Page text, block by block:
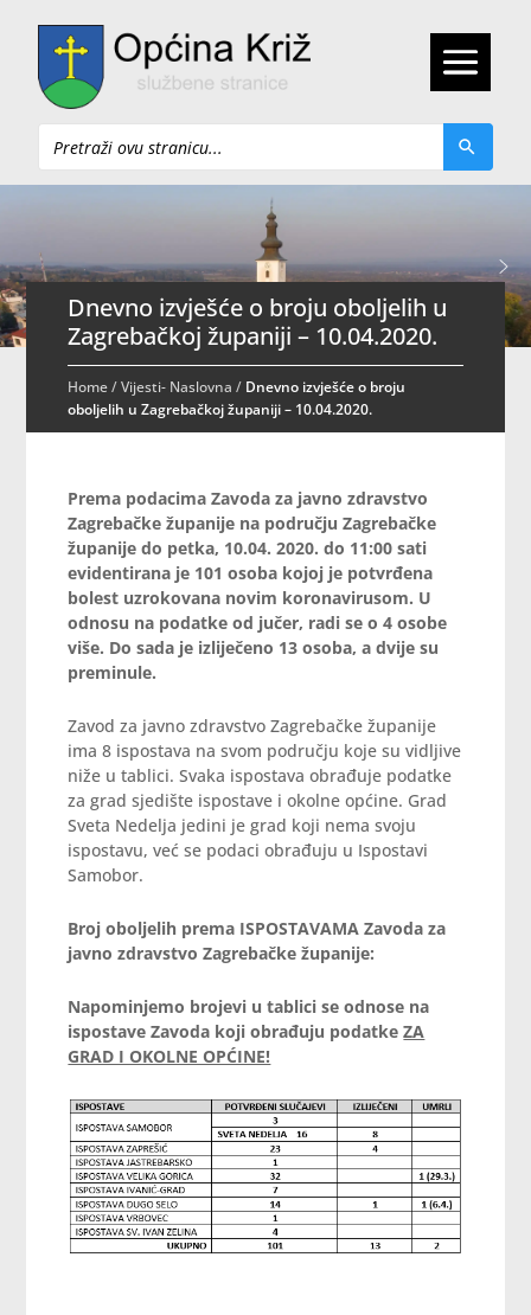
Pretraži
Dnevno izvješće o broju oboljelih u
Zagrebačkoj županiji – 10.04.2020.
Home/Vijesti- Naslovna / Dnevno izvješće o broju
oboljelih u Zagrebačkoj županiji – 10.04.2020.
Prema podacima Zavoda za javno zdravstvo
Zagrebačke županije na području Zagrebačke
županije do petka, 10.04. 2020. do 11:00 sati
evidentirana je 101 osoba kojoj je potvrđena
bolest uzrokovana novim koronavirusom. U
odnosu na podatke od jučer, radi se o 4 osobe
više. Do sada je izliječeno 13 osoba, a dvije su
preminule.
Zavod za javno zdravstvo Zagrebačke županije
ima 8 ispostava na svom području koje su vidljive
niže u tablici. Svaka ispostava obrađuje podatke
za grad sjedište ispostave i okolne općine. Grad
Sveta Nedelja jedini je grad koji nema svoju
ispostavu, već se podaci obrađuju u Ispostavi
Samobor.
Broj oboljelih prema ISPOSTAVAMA Zavoda za
javno zdravstvo Zagrebačke županije:
Napominjemo brojevi u tablici se odnose na
ispostave Zavoda koji obrađuju podatkeZA
GRAD I OKOLNE OPĆINE!